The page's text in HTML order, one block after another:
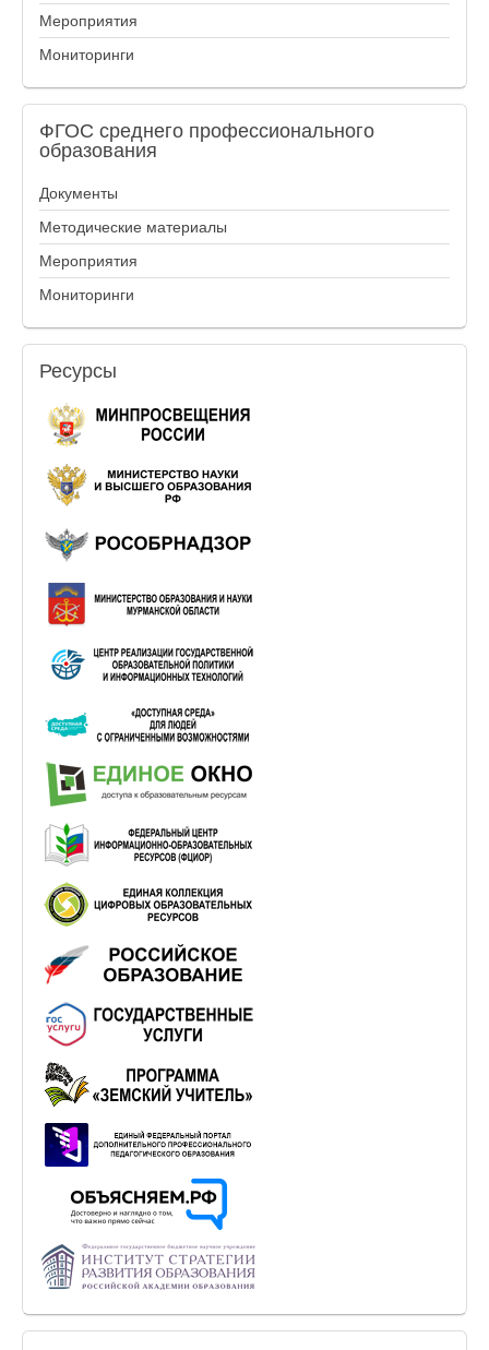
Мероприятия
Мониторинги
ФГОС среднего профессионального
образования
Документы
Методические материалы
Мероприятия
Мониторинги
Ресурсы